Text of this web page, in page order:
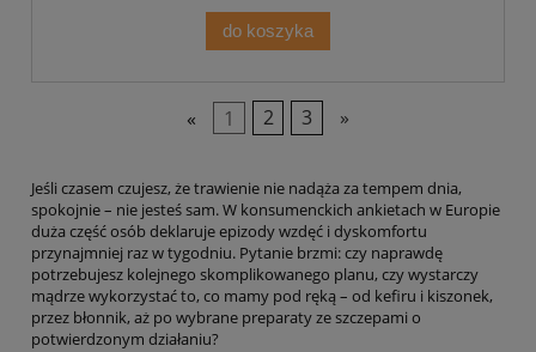
do koszyka
« 1 2 3 »
Jeśli czasem czujesz, że trawienie nie nadąża za tempem dnia,
spokojnie – nie jesteś sam. W konsumenckich ankietach w Europie
duża część osób deklaruje epizody wzdęć i dyskomfortu
przynajmniej raz w tygodniu. Pytanie brzmi: czy naprawdę
potrzebujesz kolejnego skomplikowanego planu, czy wystarczy
mądrze wykorzystać to, co mamy pod ręką – od kefiru i kiszonek,
przez błonnik, aż po wybrane preparaty ze szczepami o
potwierdzonym działaniu?